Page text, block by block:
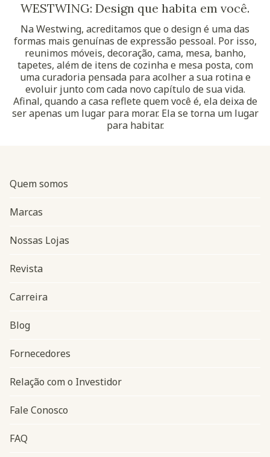
WESTWING: Design que habita em você.
Na Westwing, acreditamos que o design é uma das
formas mais genuínas de expressão pessoal. Por isso,
reunimos móveis, decoração, cama, mesa, banho,
tapetes, além de itens de cozinha e mesa posta, com
uma curadoria pensada para acolher a sua rotina e
evoluir junto com cada novo capítulo de sua vida.
Afinal, quando a casa reflete quem você é, ela deixa de
ser apenas um lugar para morar. Ela se torna um lugar
para habitar.
Navegação do rodapé
Quem somos
Marcas
Nossas Lojas
Revista
Carreira
Blog
Fornecedores
Relação com o Investidor
Fale Conosco
FAQ